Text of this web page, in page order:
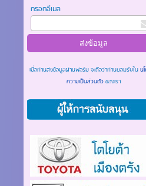
กรอกอีเมล
เมื่อท่านส่งข้อมูลผ่านฟอร์ม จะถือว่าท่านยอมรับในนโ
ความเป็นส่วนตัวของเรา